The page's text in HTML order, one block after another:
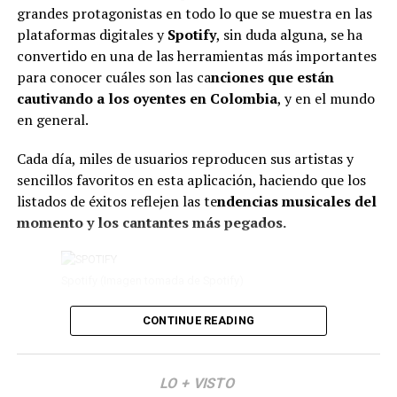
Otros relacionaronla canción ‘Si lo ven’ con un
sencillo de El Ferrxo.
correlación ‘si lo ven’ de
Karol con ‘si te la
encuentras por ahí’ de
— Andrew (@jolix_12)
August 7, 2026
“Me siento supremamente
agradecida por el amor que me
dan siempre. Siento que
cuando me paro en este
escenario, vivo una realidad
diferente. Como que ustedes
me demuestran que me
No obstante, pese a estas palabras, algunas personas
señalaron que la artista parecía estar atravesando un
momento de tristeza y que sus lágrimas tal vez podrían
grandes protagonistas en todo lo que se muestra en las
plataformas digitales ySpotify, sin duda alguna, se ha
convertido en una de las herramientas más importantes
para conocer cuáles son las canciones que están
cautivando a los oyentes en Colombia, y en el mundo
en general.
Cada día, miles de usuarios reproducen sus artistas y
sencillos favoritos en esta aplicación, haciendo que los
listados de éxitos reflejen las tendencias musicales del
momento y los cantantes más pegados.
De hecho, en los últimos días, varios artistas han
estrenos dentro de la industria.En este caso, en el
CONTINUE READING
LO + VISTO